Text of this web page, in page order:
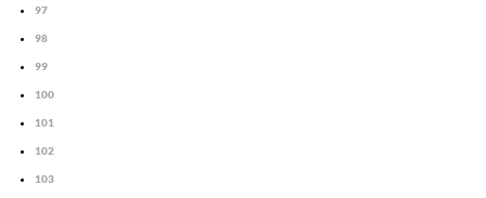
97
98
99
100
101
102
103